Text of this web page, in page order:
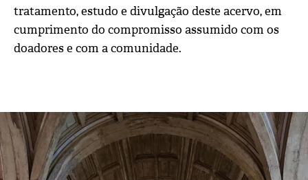
tratamento, estudo e divulgação deste acervo, em
cumprimento do compromisso assumido com os
doadores e com a comunidade.